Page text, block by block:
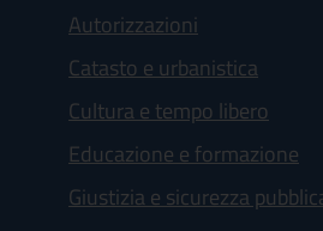
Autorizzazioni
Catasto e urbanistica
Cultura e tempo libero
Educazione e formazione
Giustizia e sicurezza